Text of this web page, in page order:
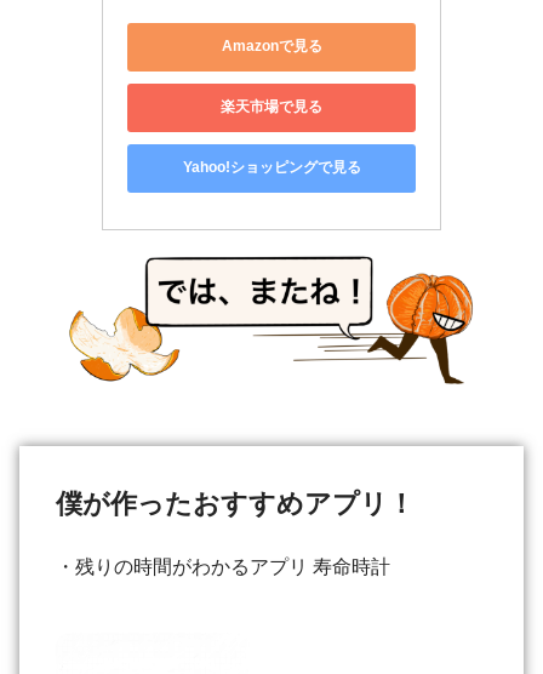
Amazonで見る
楽天市場で見る
Yahoo!ショッピングで見る
僕が作ったおすすめアプリ！
・残りの時間がわかるアプリ 寿命時計